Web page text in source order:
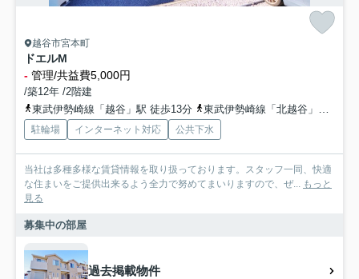
越谷市宮本町
ドエルM
- 管理/共益費5,000円
/築12年 /2階建
東武伊勢崎線「越谷」駅 徒歩13分
東武伊勢崎線「北越谷」駅 徒歩21分
駐輪場 インターネット対応 公共下水
当社は多種多様な賃貸情報を取り扱っております。スタッフ一同、快適
な住まいをご提供出来るよう全力で努めてまいりますので、ぜ... もっと
見る
募集中の部屋
過去掲載物件